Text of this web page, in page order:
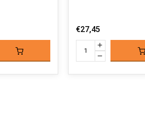
€27,45